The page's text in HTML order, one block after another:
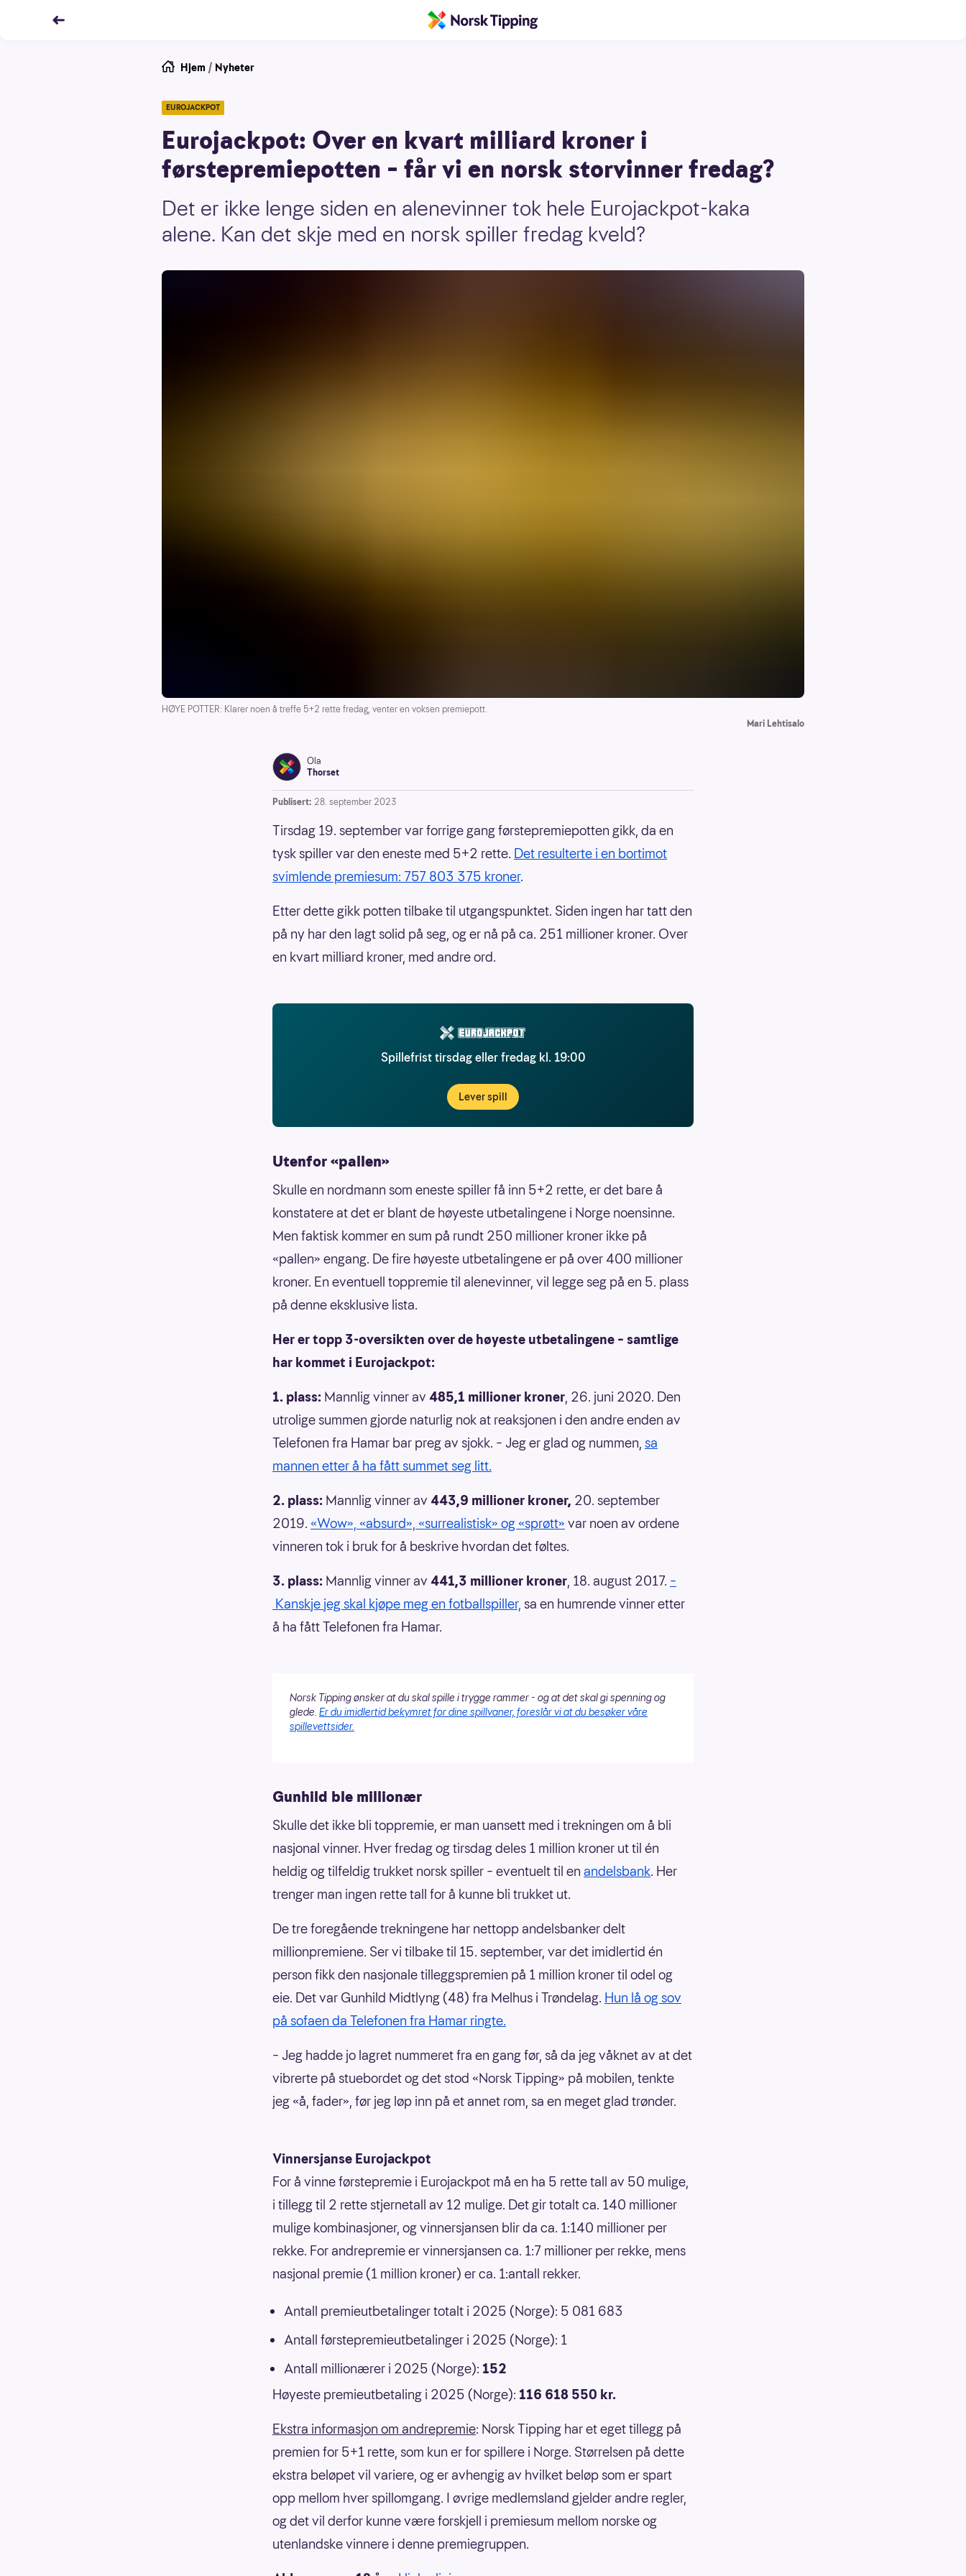
Hjem / Nyheter
EUROJACKPOT
Eurojackpot: Over en kvart milliard kroner i
førstepremiepotten – får vi en norsk storvinner fredag?
Det er ikke lenge siden en alenevinner tok hele Eurojackpot-kaka
alene. Kan det skje med en norsk spiller fredag kveld?
HØYE POTTER: Klarer noen å treffe 5+2 rette fredag, venter en voksen premiepott.
Mari Lehtisalo
Ola
Thorset
Publisert: 28. september 2023
Tirsdag 19. september var forrige gang førstepremiepotten gikk, da en
tysk spiller var den eneste med 5+2 rette. Det resulterte i en bortimot
svimlende premiesum: 757 803 375 kroner.
Etter dette gikk potten tilbake til utgangspunktet. Siden ingen har tatt den
på ny har den lagt solid på seg, og er nå på ca. 251 millioner kroner. Over
en kvart milliard kroner, med andre ord.
Spillefrist tirsdag eller fredag kl. 19:00
Lever spill
Utenfor «pallen»
Skulle en nordmann som eneste spiller få inn 5+2 rette, er det bare å
konstatere at det er blant de høyeste utbetalingene i Norge noensinne.
Men faktisk kommer en sum på rundt 250 millioner kroner ikke på
«pallen» engang. De fire høyeste utbetalingene er på over 400 millioner
kroner. En eventuell toppremie til alenevinner, vil legge seg på en 5. plass
på denne eksklusive lista.
Her er topp 3-oversikten over de høyeste utbetalingene – samtlige
har kommet i Eurojackpot:
1. plass: Mannlig vinner av 485,1 millioner kroner, 26. juni 2020. Den
utrolige summen gjorde naturlig nok at reaksjonen i den andre enden av
Telefonen fra Hamar bar preg av sjokk. – Jeg er glad og nummen, sa
mannen etter å ha fått summet seg litt.
2. plass: Mannlig vinner av 443,9 millioner kroner, 20. september
2019. «Wow», «absurd», «surrealistisk» og «sprøtt» var noen av ordene
vinneren tok i bruk for å beskrive hvordan det føltes.
3. plass: Mannlig vinner av 441,3 millioner kroner, 18. august 2017. –
Kanskje jeg skal kjøpe meg en fotballspiller, sa en humrende vinner etter
å ha fått Telefonen fra Hamar.
Norsk Tipping ønsker at du skal spille i trygge rammer - og at det skal gi spenning og
glede. Er du imidlertid bekymret for dine spillvaner, foreslår vi at du besøker våre
spillevettsider.
Gunhild ble millionær
Skulle det ikke bli toppremie, er man uansett med i trekningen om å bli
nasjonal vinner. Hver fredag og tirsdag deles 1 million kroner ut til én
heldig og tilfeldig trukket norsk spiller – eventuelt til en andelsbank. Her
trenger man ingen rette tall for å kunne bli trukket ut.
De tre foregående trekningene har nettopp andelsbanker delt
millionpremiene. Ser vi tilbake til 15. september, var det imidlertid én
person fikk den nasjonale tilleggspremien på 1 million kroner til odel og
eie. Det var Gunhild Midtlyng (48) fra Melhus i Trøndelag. Hun lå og sov
på sofaen da Telefonen fra Hamar ringte.
– Jeg hadde jo lagret nummeret fra en gang før, så da jeg våknet av at det
vibrerte på stuebordet og det stod «Norsk Tipping» på mobilen, tenkte
jeg «å, fader», før jeg løp inn på et annet rom, sa en meget glad trønder.
Vinnersjanse Eurojackpot
For å vinne førstepremie i Eurojackpot må en ha 5 rette tall av 50 mulige,
i tillegg til 2 rette stjernetall av 12 mulige. Det gir totalt ca. 140 millioner
mulige kombinasjoner, og vinnersjansen blir da ca. 1:140 millioner per
rekke. For andrepremie er vinnersjansen ca. 1:7 millioner per rekke, mens
nasjonal premie (1 million kroner) er ca. 1:antall rekker.
Antall premieutbetalinger totalt i 2025 (Norge): 5 081 683
Antall førstepremieutbetalinger i 2025 (Norge): 1
Antall millionærer i 2025 (Norge): 152
Høyeste premieutbetaling i 2025 (Norge): 116 618 550 kr.
Ekstra informasjon om andrepremie: Norsk Tipping har et eget tillegg på
premien for 5+1 rette, som kun er for spillere i Norge. Størrelsen på dette
ekstra beløpet vil variere, og er avhengig av hvilket beløp som er spart
opp mellom hver spillomgang. I øvrige medlemsland gjelder andre regler,
og det vil derfor kunne være forskjell i premiesum mellom norske og
utenlandske vinnere i denne premiegruppen.